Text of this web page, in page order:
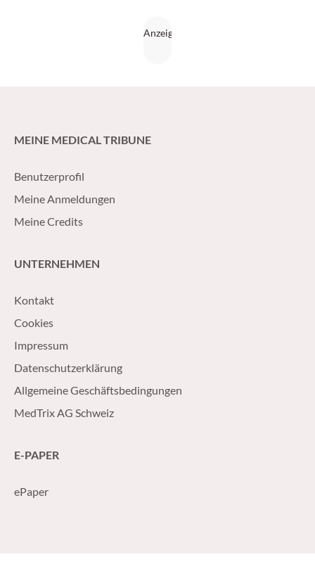
MEINE MEDICAL TRIBUNE
Benutzerprofil
Meine Anmeldungen
Meine Credits
UNTERNEHMEN
Kontakt
Cookies
Impressum
Datenschutzerklärung
Allgemeine Geschäftsbedingungen
MedTrix AG Schweiz
E-PAPER
ePaper